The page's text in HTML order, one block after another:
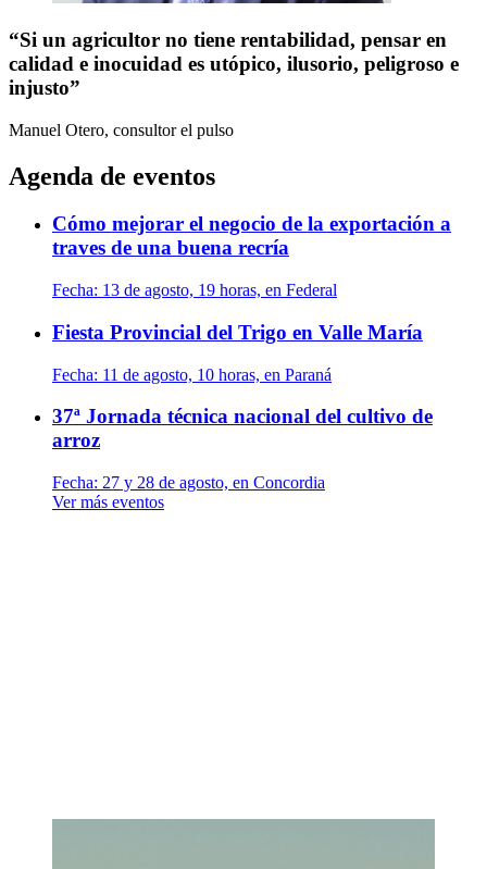
“Si un agricultor no tiene rentabilidad, pensar en
calidad e inocuidad es utópico, ilusorio, peligroso e
injusto”
Manuel Otero, consultor el pulso
Agenda de eventos
Cómo mejorar el negocio de la exportación a
traves de una buena recría
Fecha: 13 de agosto, 19 horas, en Federal
Fiesta Provincial del Trigo en Valle María
Fecha: 11 de agosto, 10 horas, en Paraná
37ª Jornada técnica nacional del cultivo de
arroz
Fecha: 27 y 28 de agosto, en Concordia
Ver más eventos